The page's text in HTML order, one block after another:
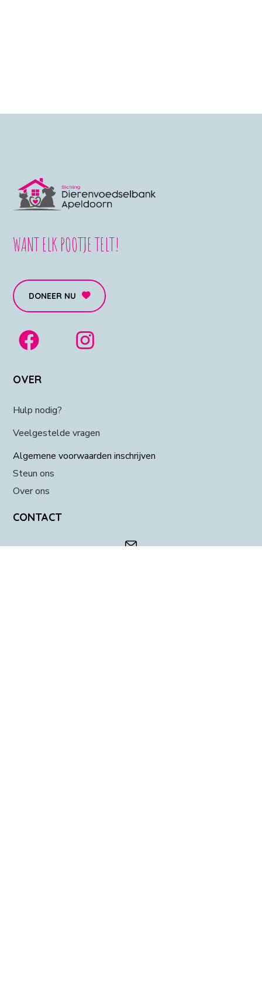
WANT ELK POOTJE TELT!
DONEER NU
OVER
Hulp nodig?
Veelgestelde vragen
Algemene voorwaarden inschrijven
Steun ons
Over ons
CONTACT